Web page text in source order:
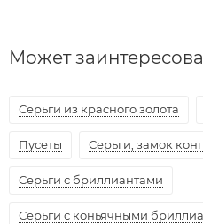
Может
Серьги из красного золота
Пусеты Серьги, замок
Серьги с бриллиантами
Серьги с коньячными